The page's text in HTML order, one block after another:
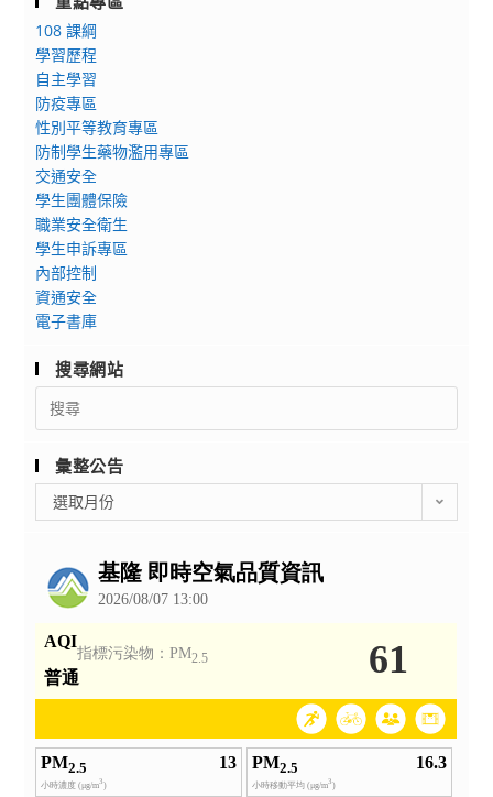
108 課綱
學習歷程
自主學習
防疫專區
性別平等教育專區
防制學生藥物濫用專區
交通安全
學生團體保險
職業安全衛生
學生申訴專區
內部控制
資通安全
電子書庫
搜尋網站
Search
for:
彙整公告
整
選取月份